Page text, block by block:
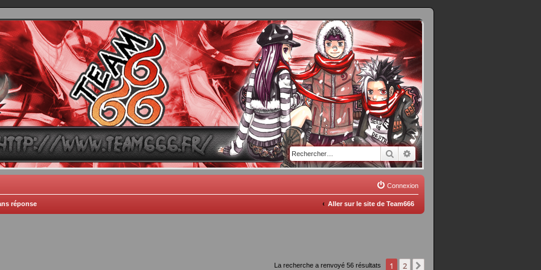
666
One, Blaster Knuckle et Death Trance
RechercherRecherche avancée
Connexion
réponse Aller sur le site de Team666
La recherche a renvoyé 56 résultats 1 2